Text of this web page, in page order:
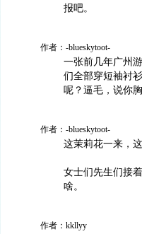
报吧。
作者：-blueskytoot-
一张前几年广州
们全部穿短袖衬
呢？逼毛，说你
作者：-blueskytoot-
这茉莉花一来，
女士们先生们接
啥。
作者：kkllyy